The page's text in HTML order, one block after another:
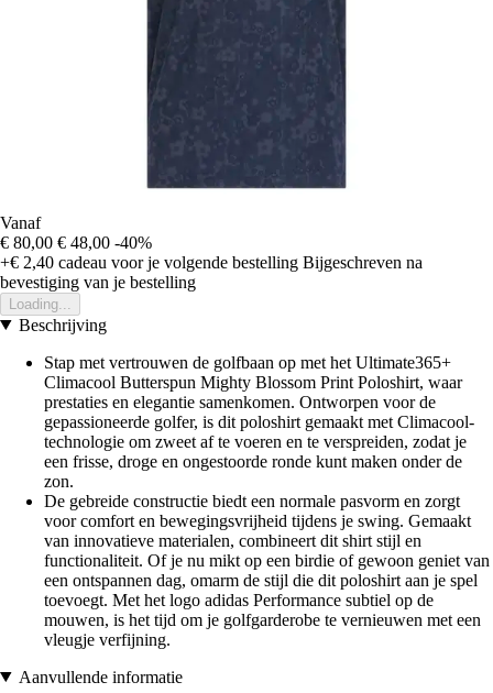
Vanaf
€ 80,00 € 48,00 -40%
+€ 2,40 cadeau voor je volgende bestelling Bijgeschreven na
bevestiging van je bestelling
Loading...
Beschrijving
Stap met vertrouwen de golfbaan op met het Ultimate365+
Climacool Butterspun Mighty Blossom Print Poloshirt, waar
prestaties en elegantie samenkomen. Ontworpen voor de
gepassioneerde golfer, is dit poloshirt gemaakt met Climacool-
technologie om zweet af te voeren en te verspreiden, zodat je
een frisse, droge en ongestoorde ronde kunt maken onder de
zon.
De gebreide constructie biedt een normale pasvorm en zorgt
voor comfort en bewegingsvrijheid tijdens je swing. Gemaakt
van innovatieve materialen, combineert dit shirt stijl en
functionaliteit. Of je nu mikt op een birdie of gewoon geniet van
een ontspannen dag, omarm de stijl die dit poloshirt aan je spel
toevoegt. Met het logo adidas Performance subtiel op de
mouwen, is het tijd om je golfgarderobe te vernieuwen met een
vleugje verfijning.
Aanvullende informatie